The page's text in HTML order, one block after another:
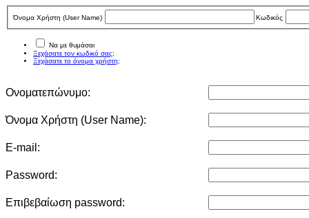
Όνομα Χρήστη (User Νame) Κωδικός
Να με θυμάσαι
Ξεχάσατε τον κωδικό σας;
Ξεχάσατε το όνομα χρήστη;
Ονοματεπώνυμο:
Όνομα Χρήστη (User Νame):
E-mail:
Password:
Επιβεβαίωση password: